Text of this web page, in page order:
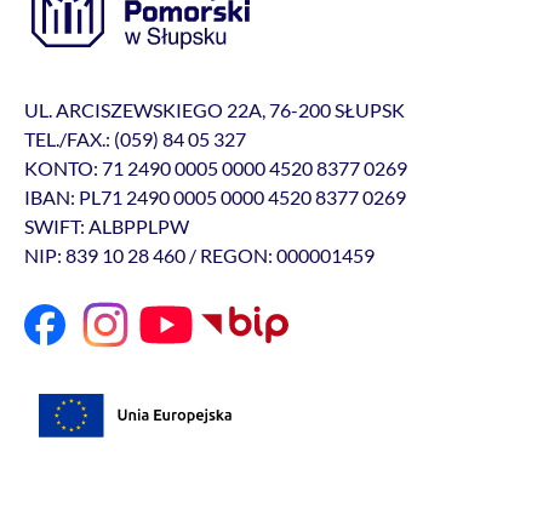
UL. ARCISZEWSKIEGO 22A, 76-200 SŁUPSK
TEL./FAX.: (059) 84 05 327
KONTO: 71 2490 0005 0000 4520 8377 0269
IBAN: PL71 2490 0005 0000 4520 8377 0269
SWIFT: ALBPPLPW
NIP: 839 10 28 460 / REGON: 000001459